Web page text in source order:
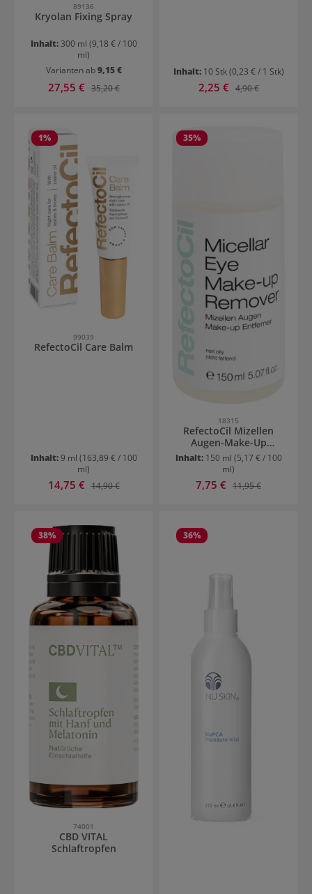
89136
Kryolan Fixing Spray
Inhalt: 300 ml (9,18 € / 100
ml)
Varianten ab9,15 €
Verkaufspreis:
27,55 € Regulärer Preis:
35,20 €
Inhalt: 10 Stk(0,23 € / 1 Stk)
Verkaufspreis:
2,25 € Regulärer Preis:
4,90 €
1%
99039
RefectoCil Care Balm
Inhalt:9 ml (163,89 € / 100
ml)
Verkaufspreis:
14,75 € Regulärer Preis:
14,90 €
35%
18315
RefectoCil Mizellen
Augen-Make-Up
Entferner
Inhalt: 150 ml (5,17 € / 100
ml)
Verkaufspreis:
7,75 € Regulärer Preis:
11,95 €
38%
74001
CBD VITAL
Schlaftropfen
36%